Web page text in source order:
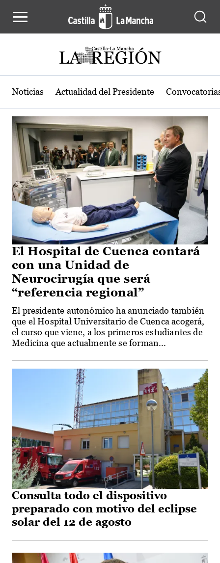
Actualidad de la región de Castilla-
Noticias Actualidad del Presidente
El Hospital de Cuenca contará
con una Unidad de
Neurocirugía que será
“referencia regional”
El presidente autonómico ha anunciado también
que el Hospital Universitario de Cuenca acogerá,
el curso que viene, a los primeros estudiantes de
Medicina que actualmente se forman...
Consulta todo el dispositivo
preparado con motivo del eclipse
solar del 12 de agosto